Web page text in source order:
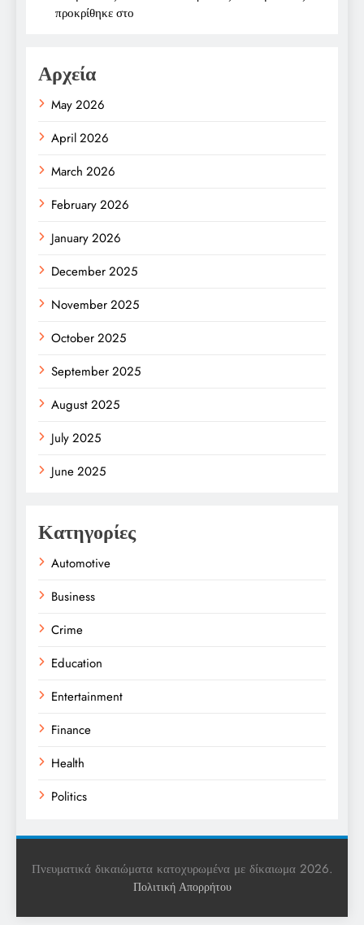
προκρίθηκε στο
Αρχεία
May 2026
April 2026
March 2026
February 2026
January 2026
December 2025
November 2025
October 2025
September 2025
August 2025
July 2025
June 2025
Κατηγορίες
Automotive
Business
Crime
Education
Entertainment
Finance
Health
Politics
Science
Πνευματικά δικαιώματα κατοχυρωμένα με δίκαιωμα 2026.
Πολιτική Απορρήτου